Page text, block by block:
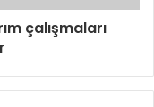
çalışmaları